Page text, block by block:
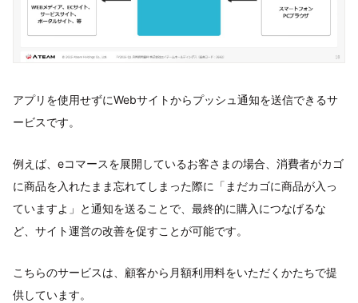
アプリを使用せずにWebサイトからプッシュ通知を送信できるサ
ービスです。
例えば、eコマースを展開しているお客さまの場合、消費者がカゴ
に商品を入れたまま忘れてしまった際に「まだカゴに商品が入っ
ていますよ」と通知を送ることで、最終的に購入につなげるな
ど、サイト運営の改善を促すことが可能です。
こちらのサービスは、顧客から月額利用料をいただくかたちで提
供しています。